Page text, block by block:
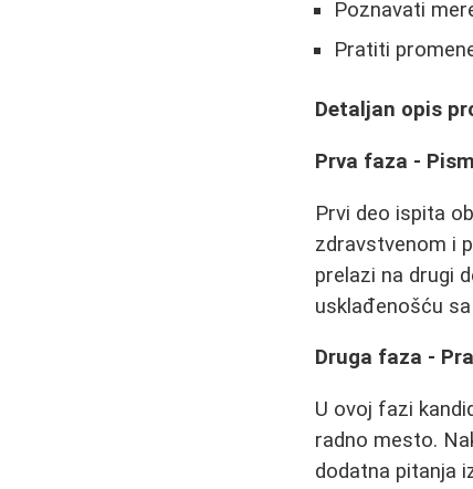
Poznavati
Pratiti
Detaljan opis
Prva faza -
Prvi deo ispita
zdravstvenom i
prelazi na drugi
usklađenošću
Druga faza -
U ovoj fazi
radno mesto.
dodatna pitanja